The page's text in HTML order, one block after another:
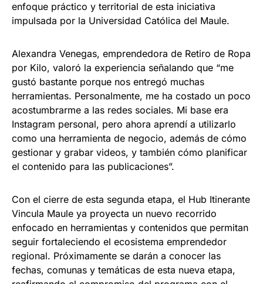
enfoque práctico y territorial de esta iniciativa
impulsada por la Universidad Católica del Maule.
Alexandra Venegas, emprendedora de Retiro de Ropa
por Kilo, valoró la experiencia señalando que “me
gustó bastante porque nos entregó muchas
herramientas. Personalmente, me ha costado un poco
acostumbrarme a las redes sociales. Mi base era
Instagram personal, pero ahora aprendí a utilizarlo
como una herramienta de negocio, además de cómo
gestionar y grabar videos, y también cómo planificar
el contenido para las publicaciones”.
Con el cierre de esta segunda etapa, el Hub Itinerante
Vincula Maule ya proyecta un nuevo recorrido
enfocado en herramientas y contenidos que permitan
seguir fortaleciendo el ecosistema emprendedor
regional. Próximamente se darán a conocer las
fechas, comunas y temáticas de esta nueva etapa,